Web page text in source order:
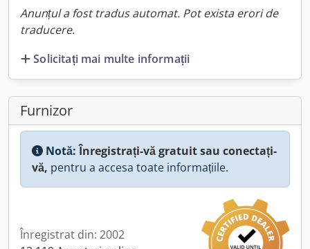
Anunțul a fost tradus automat. Pot exista erori de
traducere.
Solicitați mai multe informații
Furnizor
Notă:Înregistrați-vă gratuit sau conectați-
vă, pentru a accesa toate informațiile.
Înregistrat din: 2002